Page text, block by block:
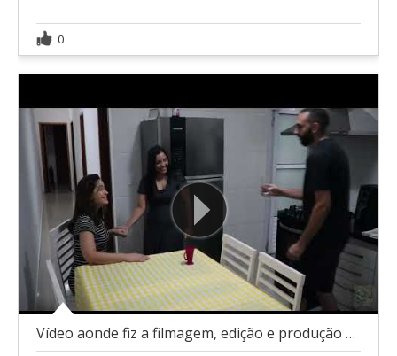
0
Vídeo aonde fiz a filmagem, edição e produção musi